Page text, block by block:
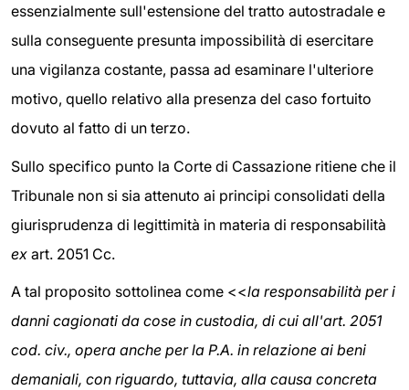
essenzialmente sull'estensione del tratto autostradale e
sulla conseguente presunta impossibilità di esercitare
una vigilanza costante, passa ad esaminare l'ulteriore
motivo, quello relativo alla presenza del caso fortuito
dovuto al fatto di un terzo.
Sullo specifico punto la Corte di Cassazione ritiene che il
Tribunale non si sia attenuto ai principi consolidati della
giurisprudenza di legittimità in materia di responsabilità
ex art. 2051 Cc.
A tal proposito sottolinea come <<la responsabilità per i
danni cagionati da cose in custodia, di cui all'art. 2051
cod. civ., opera anche per la P.A. in relazione ai beni
demaniali, con riguardo, tuttavia, alla causa concreta